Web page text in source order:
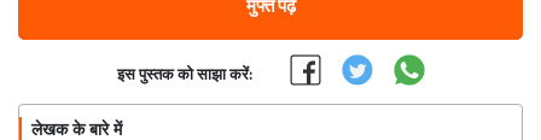
मुफ्त पढ़ें
इस पुस्तक को साझा करें:
लेखक के बारे में